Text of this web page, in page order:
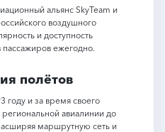
альянс SkyTeam и
воздушного
и доступность
ежегодно.
полётов
году и за время своего
авиалинии до
маршрутную сеть и